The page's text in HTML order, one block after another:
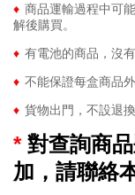
♦ 商品運輸過程中可
解後購買。
♦ 有電池的商品，沒
♦ 不能保證每盒商品
♦ 貨物出門，不設退換
* 對查詢商
加，請聯絡